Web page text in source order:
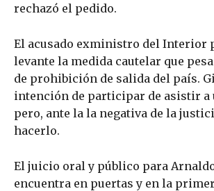
rechazó el pedido.
El acusado exministro del Interior
levante la medida cautelar que
de prohibición de salida del país.
intención de participar de asistir a
pero, ante la la negativa de la
hacerlo.
El juicio oral y público para
encuentra en puertas y en la